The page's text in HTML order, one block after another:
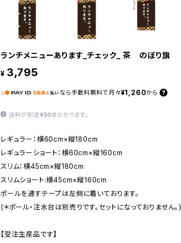
ランチメニューあります_チェック_ 茶 のぼり旗
¥ 3,795
なら 手数料無料で 月々¥1,260から
送料が別途 ¥500 かかります。
レギュラー：横60cm×縦180cm
レギュラーショート：横60cm×縦160cm
スリム：横45cm×縦180cm
スリムショート:横45cm×縦160cm
ポールを通すテープは左側に着いております。
(＊ポール・注水台は別売りです。セットになっておりません。)
【受注生産品です】